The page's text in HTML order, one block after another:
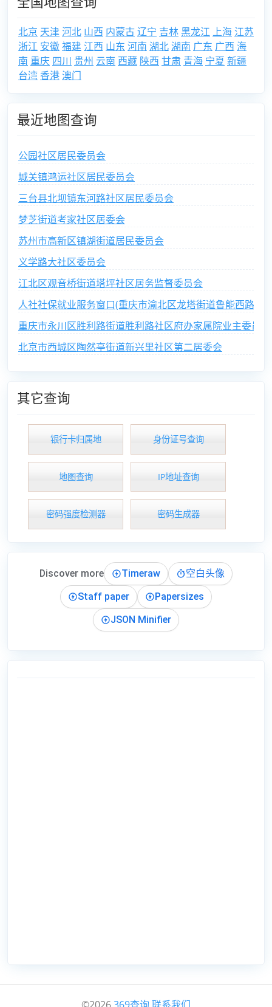
北京 天津河北 山西 内蒙古辽宁 吉林黑龙江 上海 江苏
浙江 安徽福建 江西 山东 河南 湖北湖南 广东 广西 海
南 重庆 四川 贵州 云南 西藏 陕西 甘肃 青海 宁夏 新疆
台湾 香港 澳门
最近地图查询
公园社区居民委员会
城关镇鸿运社区居民委员会
三台县北坝镇东河路社区居民委员会
梦芝街道考家社区居委会
苏州市高新区镇湖街道居民委员会
义学路大社区委员会
江北区观音桥街道塔坪社区居务监督委员会
人社社保就业服务窗口(重庆市渝北区龙塔街道鲁能西路社
重庆市永川区胜利路街道胜利路社区府办家属院业主委员会
北京市西城区陶然亭街道新兴里社区第二居委会
其它查询
银行卡归属地 身份证号查询
地图查询 IP地址查询
密码强度检测器 密码生成器
Discover more Timeraw
空白头像
Staff paper
Papersizes
JSON Minifier